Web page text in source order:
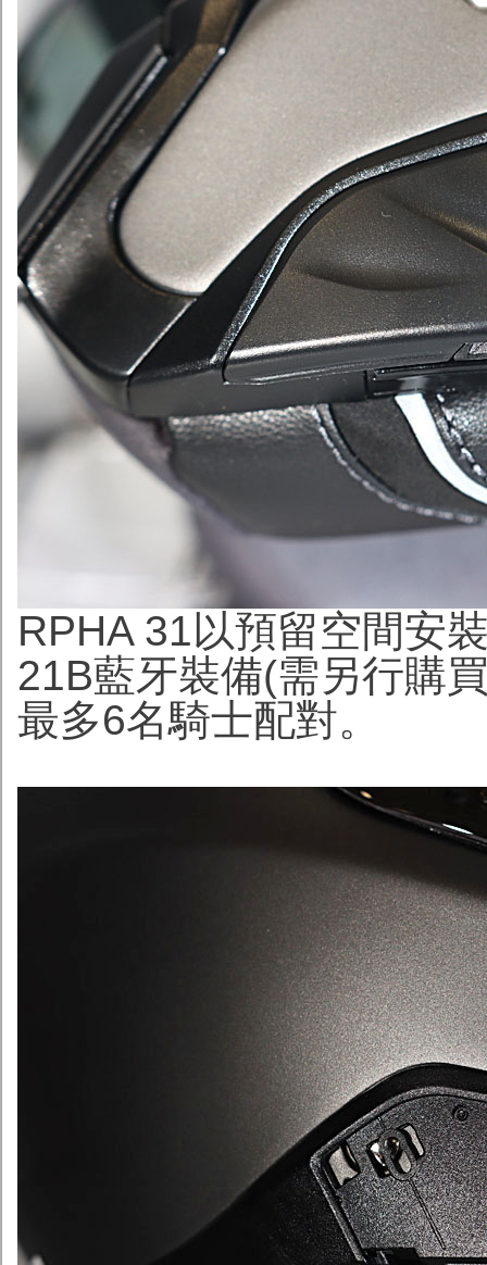
RPHA 31以預留空間安
21B藍牙裝備(需另行購
最多6名騎士配對。